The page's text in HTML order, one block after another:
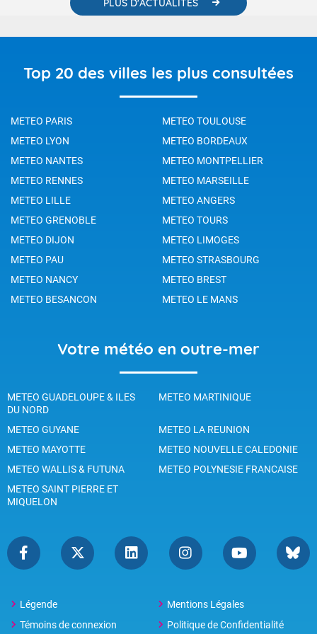
PLUS D'ACTUALITÉS
Top 20 des villes les plus consultées
METEO PARIS
METEO TOULOUSE
METEO LYON
METEO BORDEAUX
METEO NANTES
METEO MONTPELLIER
METEO RENNES
METEO MARSEILLE
METEO LILLE
METEO ANGERS
METEO GRENOBLE
METEO TOURS
METEO DIJON
METEO LIMOGES
METEO PAU
METEO STRASBOURG
METEO NANCY
METEO BREST
METEO BESANCON
METEO LE MANS
Votre météo en outre-mer
METEO GUADELOUPE & ILES
DU NORD
METEO MARTINIQUE
METEO GUYANE
METEO LA REUNION
METEO MAYOTTE
METEO NOUVELLE CALEDONIE
METEO WALLIS & FUTUNA
METEO POLYNESIE FRANCAISE
METEO SAINT PIERRE ET
MIQUELON
Légende
Mentions Légales
Témoins de connexion
Politique de Confidentialité